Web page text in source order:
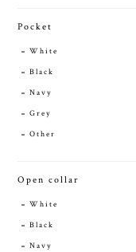
Pocket
White
Black
Navy
Grey
Other
Open collar
White
Black
Navy